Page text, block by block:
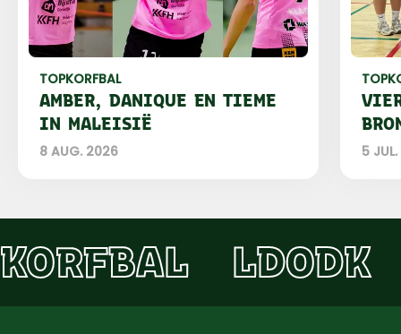
TOPKORFBAL
AMBER, DANIQUE EN TIEME
IN MALEISIË
8 AUG. 2026 5
KORFBAL LDODK